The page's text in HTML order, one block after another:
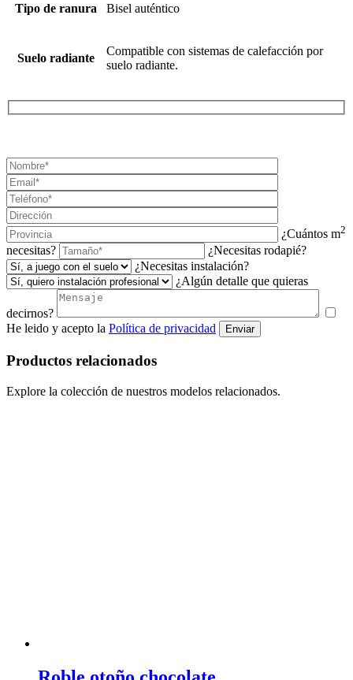
Tipo de ranura Bisel auténtico
Suelo radiante
Compatible con sistemas de calefacción por
suelo radiante.
¿Cuántos m2
necesitas?
¿Necesitas rodapié?
¿Necesitas instalación?
¿Algún detalle que quieras
decirnos?
He leido y acepto la Política de privacidad Enviar
Productos relacionados
Explore la colección de nuestros modelos relacionados.